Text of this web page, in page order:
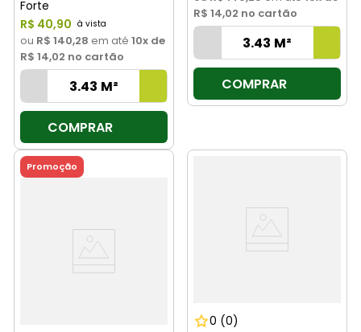
Forte
R$ 40,90
ou R$ 140,28 em até 10x de
R$ 14,02 no cartão
COMPRAR
R$ 14,02 no cartão
COMPRAR
Promoção
0 (0)